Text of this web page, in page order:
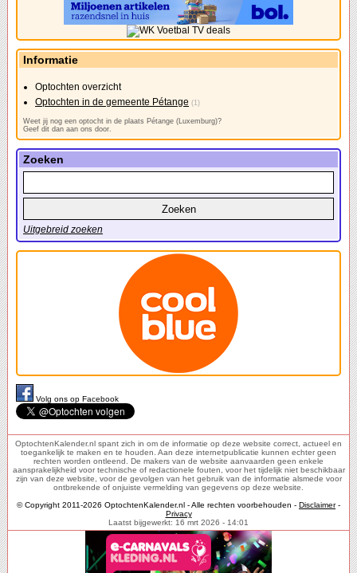
Informatie
Optochten overzicht
Optochten in de gemeente Pétange (1)
Weet jij nog een optocht in de plaats Pétange (Luxemburg)?
Geef dit dan aan ons door.
Zoeken
Uitgebreid zoeken
Volg ons op Facebook
OptochtenKalender.nl spant zich in om de informatie op deze website correct, actueel en
toegankelijk te maken en te houden. Aan deze internetpublicatie kunnen echter geen
rechten worden ontleend. De makers van de website aanvaarden geen enkele
aansprakelijkheid voor technische of redactionele fouten, voor het tijdelijk niet beschikbaar
zijn van deze website, voor de gevolgen van het gebruik van de informatie alsmede voor
ontbrekende of onjuiste vermelding van gegevens op deze website.
© Copyright 2011-2026 OptochtenKalender.nl - Alle rechten voorbehouden - Disclaimer-
Privacy
Laatst bijgewerkt: 16 mrt 2026 - 14:01